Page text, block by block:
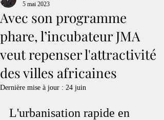
Avec son programme
phare, l’incubateur JMA
veut repenser l'attractivité
des villes africaines
5 mai 2023
Dernière mise à jour : 24 juin
L'urbanisation rapide en